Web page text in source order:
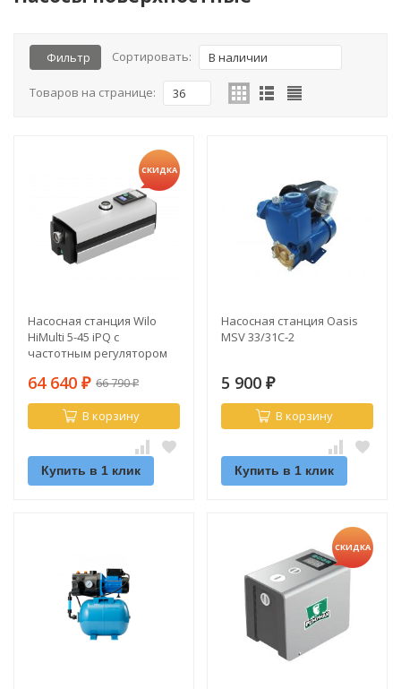
Фильтр Сортировать: В наличии
Товаров на странице: 36
СКИДКА
Насосная станция Wilo
HiMulti 5-45 iPQ с
частотным регулятором
64 640 ₽ 66 790₽
В корзину
Купить в 1 клик
Насосная станция Oasis
MSV 33/31C-2
5 900 ₽
В корзину
Купить в 1 клик
СКИДКА